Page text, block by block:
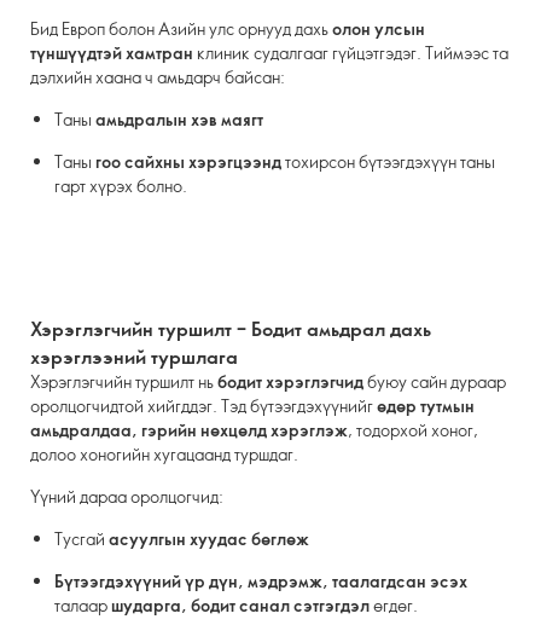
Бид Европ болон Азийн улс орнууд дахьолон улсын
түншүүдтэй хамтран клиник судалгааг гүйцэтгэдэг. Тиймээс та
дэлхийн хаана ч амьдарч байсан:
Таны амьдралын хэв маягт
Таны гоо сайхны хэрэгцээндтохирсон бүтээгдэхүүн таны
гарт хүрэх болно.
Хэрэглэгчийн туршилт – Бодит амьдрал дахь
хэрэглээний туршлага
Хэрэглэгчийн туршилт ньбодит хэрэглэгчидбуюу сайн дураар
оролцогчидтой хийгддэг. Тэд бүтээгдэхүүнийгөдөр тутмын
амьдралдаа, гэрийн нөхцөлд хэрэглэж, тодорхой хоног,
долоо хоногийн хугацаанд туршдаг.
Үүний дараа оролцогчид:
Тусгай асуулгын хуудас бөглөж
Бүтээгдэхүүний үр дүн, мэдрэмж, таалагдсан эсэх
талааршударга, бодит санал сэтгэгдэлөгдөг.